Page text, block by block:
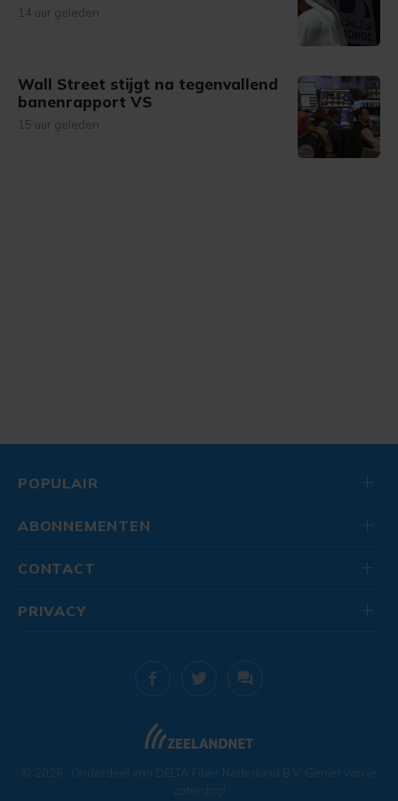
14 uur geleden
Wall Street stijgt na tegenvallend
banenrapport VS
15 uur geleden
POPULAIR
ABONNEMENTEN
CONTACT
© 2026 . Onderdeel van DELTA Fiber Nederland B.V. Geniet van je
zaterdag!
PRIVACY